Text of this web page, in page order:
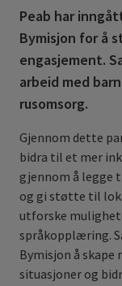
Peab har
Bymisjon for å
engasjement.
arbeid med
rusomsorg.
Gjennom dette
bidra til et mer
gjennom å legge
og gi støtte til
utforske
språkopplæring.
Bymisjon å skape
situasjoner og